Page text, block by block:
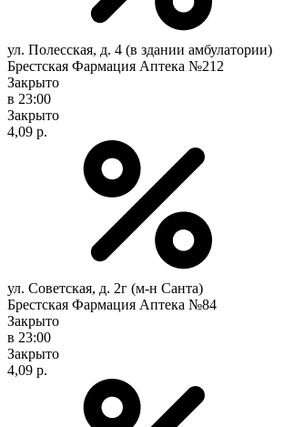
ул. Полесская, д. 4 (в здании амбулатории)
Брестская Фармация Аптека №212
Закрыто
в 23:00
Закрыто
4,09 р.
ул. Советская, д. 2г (м-н Санта)
Брестская Фармация Аптека №84
Закрыто
в 23:00
Закрыто
4,09 р.